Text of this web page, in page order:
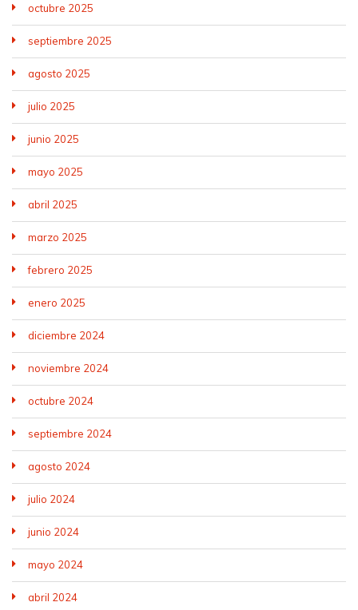
octubre 2025
septiembre 2025
agosto 2025
julio 2025
junio 2025
mayo 2025
abril 2025
marzo 2025
febrero 2025
enero 2025
diciembre 2024
noviembre 2024
octubre 2024
septiembre 2024
agosto 2024
julio 2024
junio 2024
mayo 2024
abril 2024